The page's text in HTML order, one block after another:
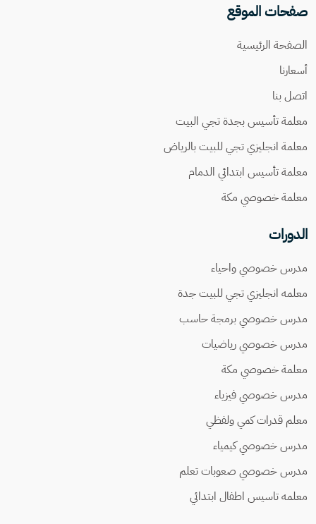
صفحات الموقع
الصفحة الرئيسية
أسعارنا
اتصل بنا
معلمة تأسيس بجدة تجي البيت
معلمة انجليزي تجي للبيت بالرياض
معلمة تأسيس ابتدائي الدمام
معلمة خصوصي مكة
الدورات
مدرس خصوصي واحياء
معلمه انجليزي تجي للبيت جدة
مدرس خصوصي برمجة حاسب
مدرس خصوصي رياضيات
معلمة خصوصي مكة
مدرس خصوصي فيزياء
معلم قدرات كمي ولفظي
مدرس خصوصي كيمياء
مدرس خصوصي صعوبات تعلم
معلمه تاسيس اطفال ابتدائي